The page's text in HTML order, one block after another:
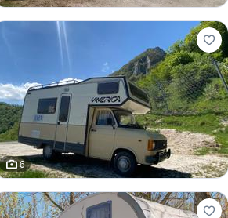
6